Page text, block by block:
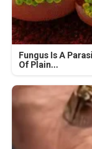
Fungus Is A
Of Plain...